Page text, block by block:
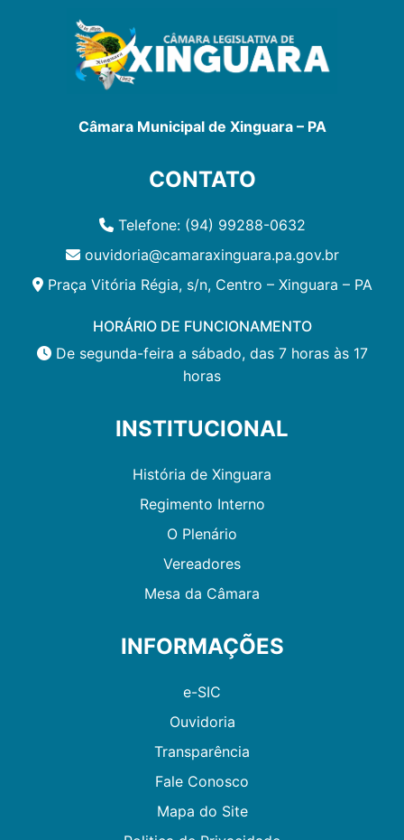
Câmara Municipal de Xinguara – PA
CONTATO
Telefone: (94) 99288-0632
ouvidoria@camaraxinguara.pa.gov.br
Praça Vitória Régia, s/n, Centro – Xinguara – PA
HORÁRIO DE FUNCIONAMENTO
De segunda-feira a sábado, das 7 horas às 17
horas
INSTITUCIONAL
História de Xinguara
Regimento Interno
O Plenário
Vereadores
Mesa da Câmara
INFORMAÇÕES
e-SIC
Ouvidoria
Transparência
Fale Conosco
Mapa do Site